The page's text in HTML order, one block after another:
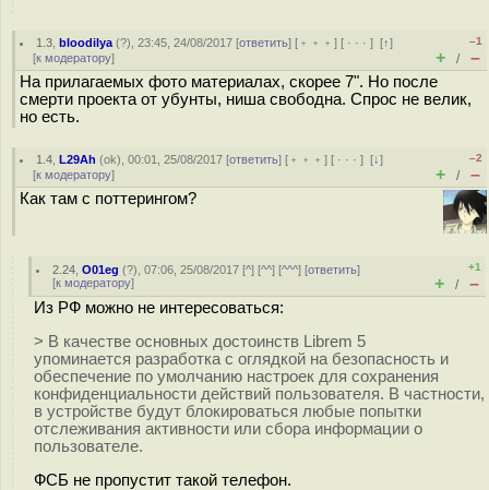
1.3 ,bloodilya (?), 23:45, 24/08/2017 [ответить] [ ﹢﹢﹢] [ · · ·][↑]
[к модератору]
–1
+ / –
На прилагаемых фото материалах, скорее 7". Но после
смерти проекта от убунты, ниша свободна. Спрос не велик,
но есть.
1.4 ,L29Ah (ok), 00:01, 25/08/2017 [ответить] [ ﹢﹢﹢] [ · · ·][↓]
[к модератору]
–2
+ / –
Как там с поттерингом?
2.24 ,O01eg (?), 07:06, 25/08/2017 [^] [^^] [^^^] [ответить]
[к модератору]
+1
+ / –
Из РФ можно не интересоваться:
> В качестве основных достоинств Librem 5
упоминается разработка с оглядкой на безопасность и
обеспечение по умолчанию настроек для сохранения
конфиденциальности действий пользователя. В частности,
в устройстве будут блокироваться любые попытки
отслеживания активности или сбора информации о
пользователе.
ФСБ не пропустит такой телефон.